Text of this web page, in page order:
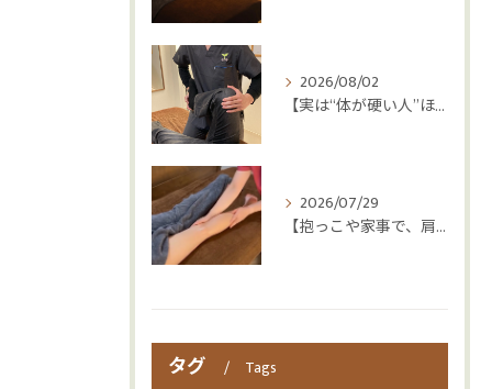
2026/08/02
【実は“体が硬い人”ほど疲れやすい😳】
2026/07/29
【抱っこや家事で、肩・腰つらくなっていませんか？👶💦】
タグ Tags